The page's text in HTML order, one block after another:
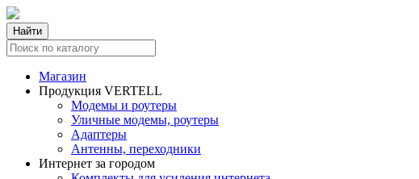
Найти
Магазин
Продукция VERTELL
Модемы и роутеры
Уличные модемы, роутеры
Адаптеры
Антенны, переходники
Интернет за городом